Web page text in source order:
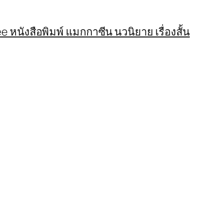
หนังสือพิมพ์ แมกกาซีน นวนิยาย เรื่องสั้น